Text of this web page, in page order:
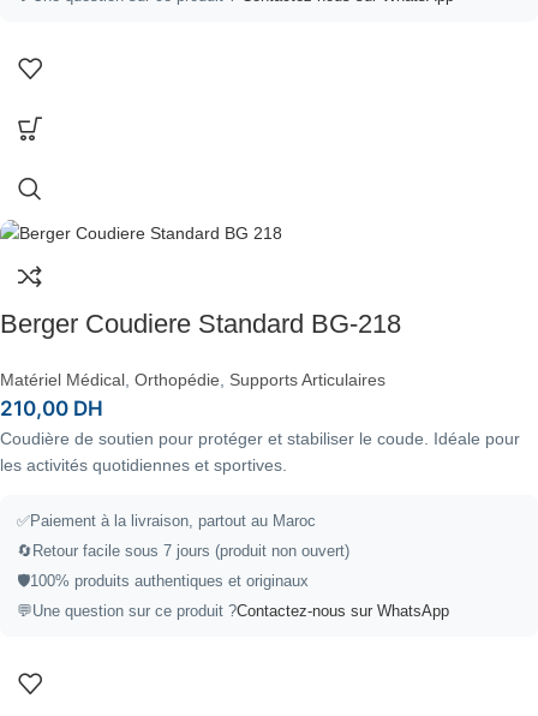
Berger Coudiere Standard BG-218
Matériel Médical Orthopédie Supports Articulaires
210,00 DH
Coudière de soutien pour protéger et stabiliser le coude. Idéale pour
les activités quotidiennes et sportives.
✅Paiement à la livraison, partout au Maroc
🔄Retour facile sous 7 jours (produit non ouvert)
🛡️100% produits authentiques et originaux
💬Une question sur ce produit ?Contactez-nous sur WhatsApp